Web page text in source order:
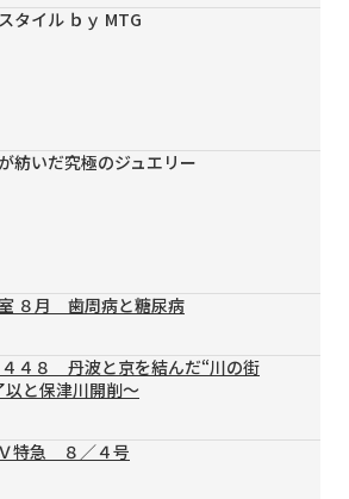
基
タイル ｂｙ MTG
紡いだ究極のジュエリー
８月 歯周病と糖尿病
４８ 丹波と京を結んだ“川の街
以と保津川開削～
特急 ８／４号